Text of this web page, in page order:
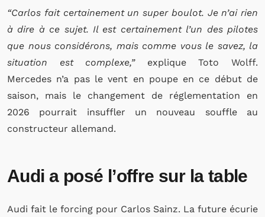
“Carlos fait certainement un super boulot. Je n’ai rien
à dire à ce sujet. Il est certainement l’un des pilotes
que nous considérons, mais comme vous le savez, la
situation est complexe,” explique Toto Wolff.
Mercedes n’a pas le vent en poupe en ce début de
saison, mais le changement de réglementation en
2026 pourrait insuffler un nouveau souffle au
constructeur allemand.
Audi a posé l’offre sur la table
Audi fait le forcing pour Carlos Sainz. La future écurie